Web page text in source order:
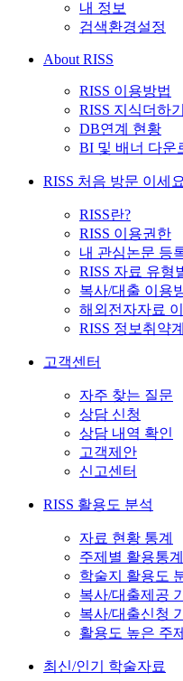
내 정보
검색환경설정
About RISS
RISS 이용방법
RISS 지식더하기
DB연계 현황
BI 및 배너 다운
RISS 처음 방문 이세
RISS란?
RISS 이용권한
내 관심논문 등
RISS 자료 유형
복사/대출 이용
해외전자자료
RISS 정보취약
고객센터
자주 찾는 질문
상담 신청
상담 내역 확인
고객제안
신고센터
RISS 활용도 분석
자료 현황 통계
주제별 활용통
학술지 활용도
복사/대출제공
복사/대출신청
활용도 높은 주제
최신/인기 학술자료